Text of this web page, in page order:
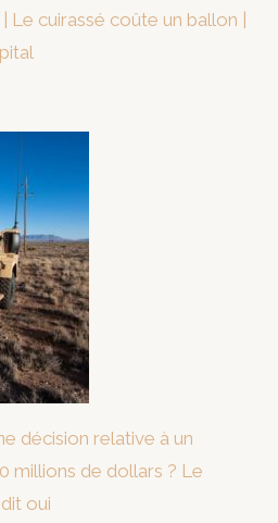
cuirassé coûte un ballon |
décision relative à un
millions de dollars ? Le
oui